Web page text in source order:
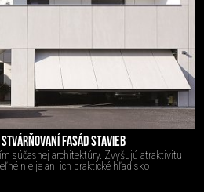
STVÁRŇOVANÍ FASÁD STAVIEB
súčasnej architektúry. Zvyšujú atraktivitu
nie je ani ich praktické hľadisko.